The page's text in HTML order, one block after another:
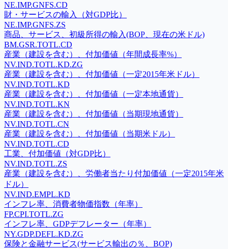
NE.IMP.GNFS.CD
財・サービスの輸入（対GDP比）
NE.IMP.GNFS.ZS
商品、サービス、初級所得の輸入(BOP、現在の米ドル)
BM.GSR.TOTL.CD
産業（建設を含む）、付加価値（年間成長率%）
NV.IND.TOTL.KD.ZG
産業（建設を含む）、付加価値（一定2015年米ドル）
NV.IND.TOTL.KD
産業（建設を含む）、付加価値（一定本地通貨）
NV.IND.TOTL.KN
産業（建設を含む）、付加価値（当期現地通貨）
NV.IND.TOTL.CN
産業（建設を含む）、付加価値（当期米ドル）
NV.IND.TOTL.CD
工業、付加価値（対GDP比）
NV.IND.TOTL.ZS
産業（建設を含む）、労働者当たり付加価値（一定2015年米
ドル）
NV.IND.EMPL.KD
インフレ率、消費者物価指数（年率）
FP.CPI.TOTL.ZG
インフレ率、GDPデフレーター（年率）
NY.GDP.DEFL.KD.ZG
保険と金融サービス(サービス輸出の％、BOP)